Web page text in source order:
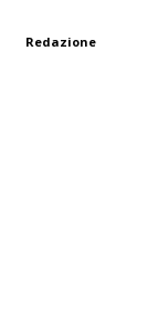
Redazione